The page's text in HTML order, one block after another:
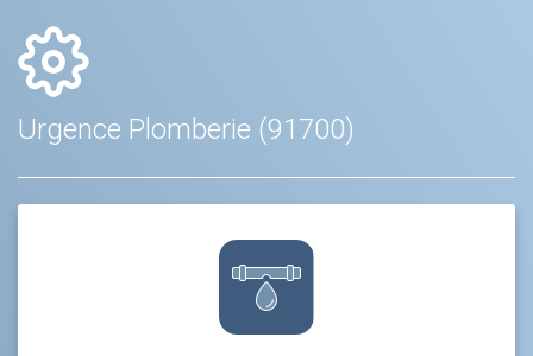
Urgence Plomberie (91700)